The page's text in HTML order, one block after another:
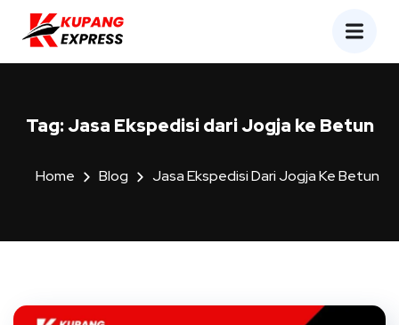
Tag:Jasa Ekspedisi dari Jogja ke Betun
Home Blog Jasa Ekspedisi Dari Jogja Ke Betun